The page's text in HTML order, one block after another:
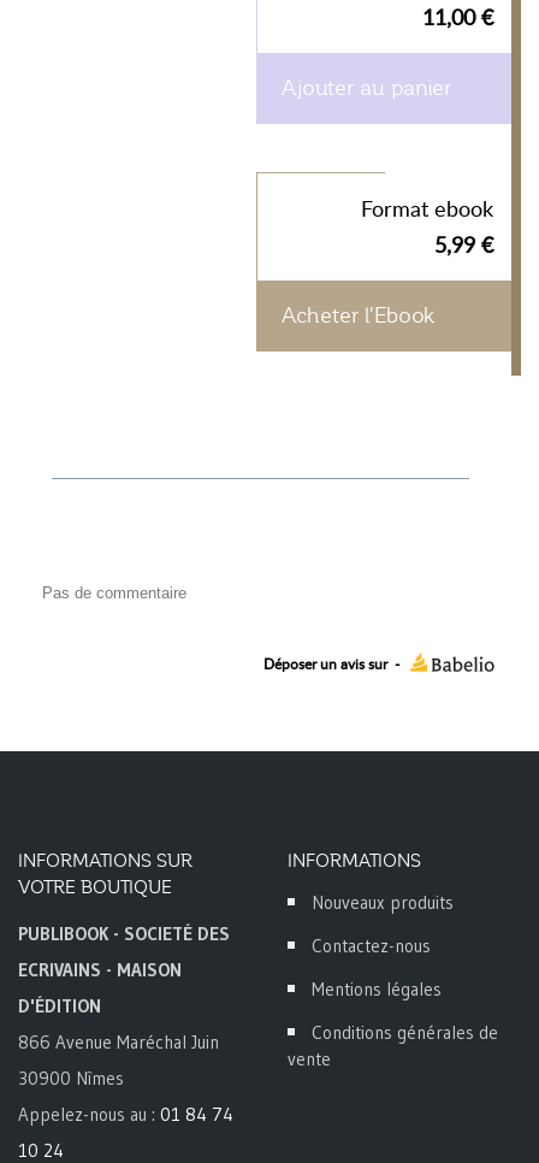
11,00 €
Ajouter au panier
Format ebook
5,99 €
Acheter l'Ebook
Pas de commentaire
Déposer un avis sur -
INFORMATIONS SUR
VOTRE BOUTIQUE
PUBLIBOOK - SOCIETÉ DES
ECRIVAINS - MAISON
D'ÉDITION
866 Avenue Maréchal Juin
30900 Nîmes
Appelez-nous au : 01 84 74
10 24
INFORMATIONS
Nouveaux produits
Contactez-nous
Mentions légales
Conditions générales de
vente